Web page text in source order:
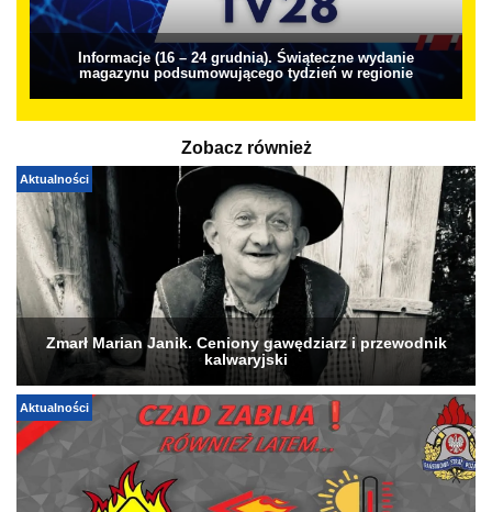
Informacje (16 – 24 grudnia). Świąteczne wydanie
magazynu podsumowującego tydzień w regionie
Zobacz również
Aktualności
Zmarł Marian Janik. Ceniony gawędziarz i przewodnik
kalwaryjski
Aktualności